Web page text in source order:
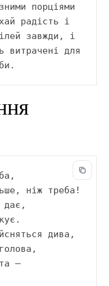
порціями
радість і
завжди, і
витрачені для
ніж треба!
дає,
дива,
–